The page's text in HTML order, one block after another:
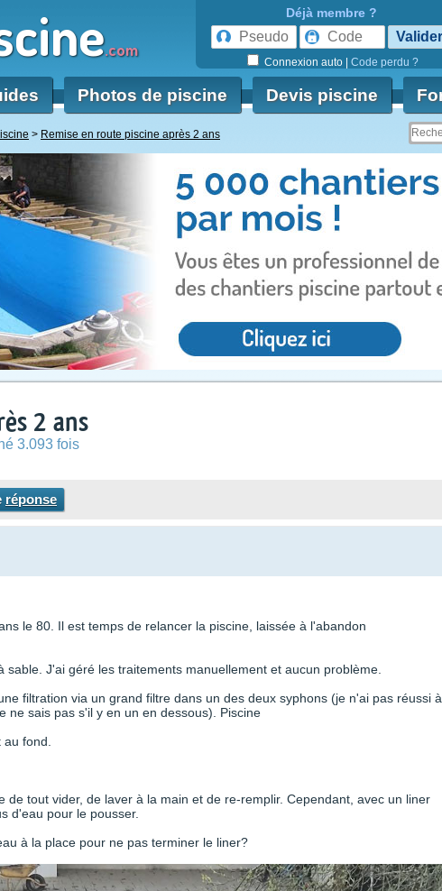
.com
Déjà membre ?
Connexion auto Code perdu ?
Photos de piscine Devis piscine
Remise en route piscine après 2 ans
2 ans
3.093 fois
réponse
le 80. Il est temps de relancer la piscine, laissée à l'abandon
J'ai géré les traitements manuellement et aucun problème.
filtration via un grand filtre dans un des deux syphons (je n'ai pas réussi à
ne sais pas s'il y en un en dessous). Piscine
fond.
de tout vider, de laver à la main et de re-remplir. Cependant, avec un liner
d'eau pour le pousser.
à la place pour ne pas terminer le liner?